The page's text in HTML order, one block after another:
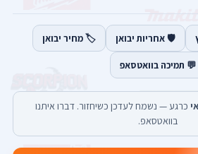
🛡️ אחריות יבואן 🏷️ מחיר יבואן
💬 תמיכה בוואטסאפ
כרגע — נשמח לעדכן כשיחזור. דברו איתנו
בוואטסאפ.